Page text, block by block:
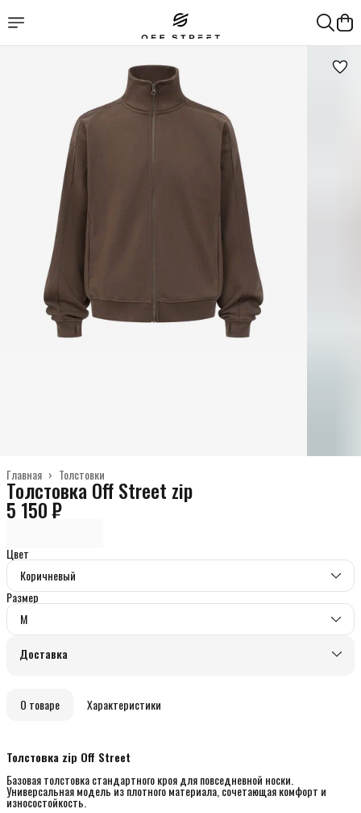
Толстовки
Главная ›
Толстовка Off Street zip
5 150 ₽
Цвет
Коричневый
Размер
M
Доставка
О товаре Характеристики
Толстовка zip Off Street
Базовая толстовка стандартного кроя для повседневной носки.
Универсальная модель из плотного материала, сочетающая комфорт и
износостойкость.